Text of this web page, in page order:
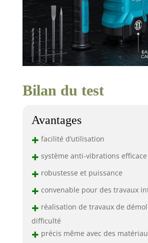
Bilan du test
Avantages
+ facilité d’utilisation
+ système anti-vibrations efficace
+ robustesse et puissance
+ convenable pour des travaux
+ réalisation de travaux de
difficulté
+ précis même avec des